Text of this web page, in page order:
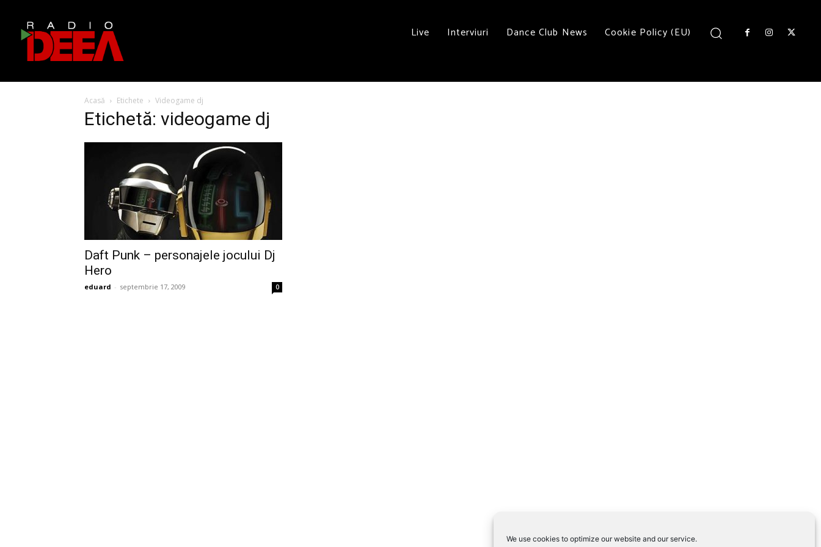
We use cookies to optimize our website and our service.
Live Interviuri Dance Club News Cookie Policy (EU)
Acasă Etichete Videogame dj
Etichetă: videogame dj
Daft Punk – personajele jocului Dj
Hero
eduard - septembrie 17, 2009 0